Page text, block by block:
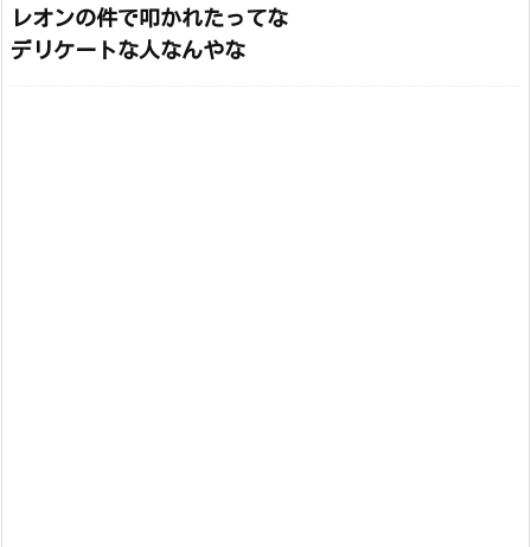
レオンの件で叩かれたってな
デリケートな人なんやな